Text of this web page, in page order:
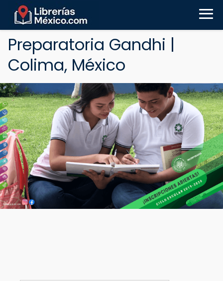
Preparatoria Gandhi |
Colima, México